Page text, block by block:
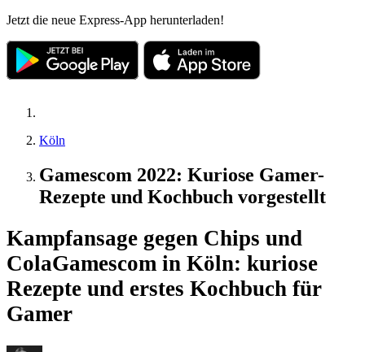
Jetzt die neue Express-App herunterladen!
Köln
Gamescom 2022: Kuriose Gamer-
Rezepte und Kochbuch vorgestellt
Kampfansage gegen Chips und
ColaGamescom in Köln: kuriose
Rezepte und erstes Kochbuch für
Gamer